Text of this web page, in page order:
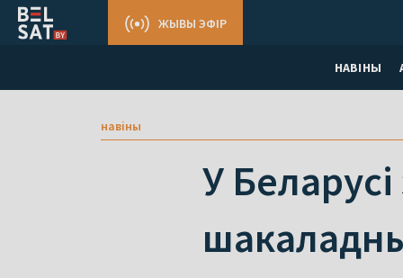
НАВІНЫ
ЖЫВЫ ЭФІР
навіны
У